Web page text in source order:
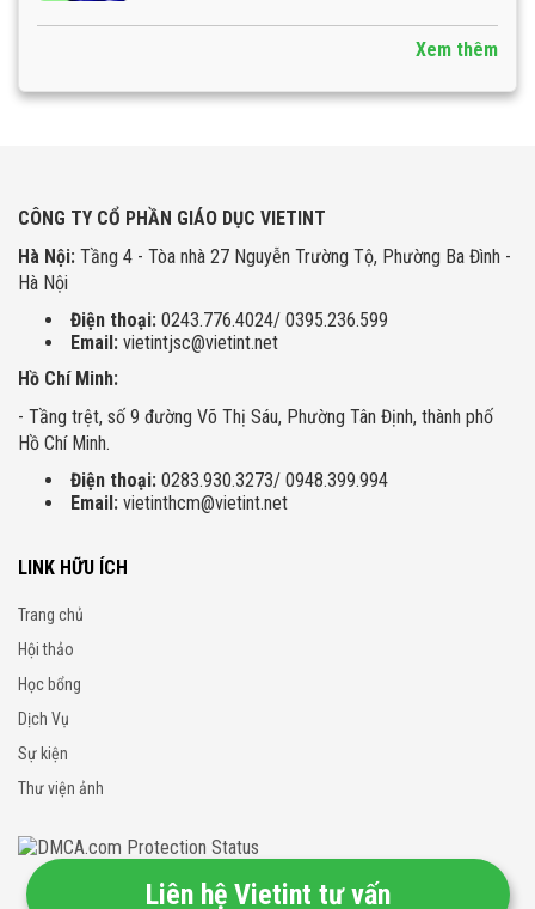
Xem thêm
CÔNG TY CỔ PHẦN GIÁO DỤC VIETINT
Hà Nội: Tầng 4 - Tòa nhà 27 Nguyễn Trường Tộ, Phường Ba Đình -
Hà Nội
Điện thoại: 0243.776.4024/ 0395.236.599
Email: vietintjsc@vietint.net
Hồ Chí Minh:
- Tầng trệt, số 9 đường Võ Thị Sáu, Phường Tân Định, thành phố
Hồ Chí Minh.
Điện thoại: 0283.930.3273/ 0948.399.994
Email: vietinthcm@vietint.net
LINK HỮU ÍCH
Trang chủ
Hội thảo
Học bổng
Dịch Vụ
Sự kiện
Thư viện ảnh
Liên hệ Vietint tư vấn